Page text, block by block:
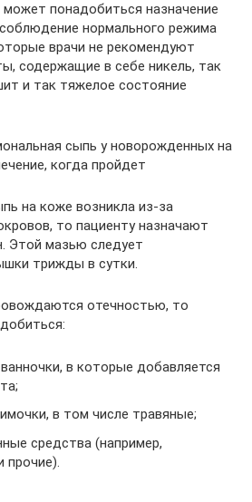
понадобиться назначение
нормального режима
врачи не рекомендуют
содержащие в себе никель, так
и так тяжелое состояние
сыпь у новорожденных на
когда пройдет
на коже возникла из-за
то пациенту назначают
Этой мазью следует
трижды в сутки.
отечностью, то
в которые добавляется
в том числе травяные;
средства (например,
прочие).